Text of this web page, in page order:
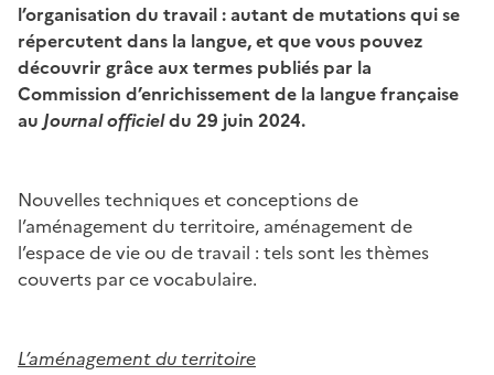
l’organisation du travail : autant de mutations qui se
répercutent dans la langue, et que vous pouvez
découvrir grâce aux termes publiés par la
Commission d’enrichissement de la langue française
au Journal officieldu 29 juin 2024.
Nouvelles techniques et conceptionsde
l’aménagement du territoire, aménagement de
l’espace de vie ou de travail : tels sont les thèmes
couverts par ce vocabulaire.
L’aménagement du territoire